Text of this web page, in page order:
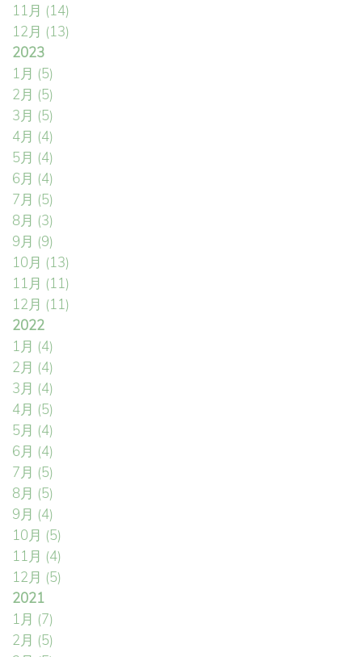
11月 (14)
12月 (13)
2023
1月 (5)
2月 (5)
3月 (5)
4月 (4)
5月 (4)
6月 (4)
7月 (5)
8月 (3)
9月 (9)
10月 (13)
11月 (11)
12月 (11)
2022
1月 (4)
2月 (4)
3月 (4)
4月 (5)
5月 (4)
6月 (4)
7月 (5)
8月 (5)
9月 (4)
10月 (5)
11月 (4)
12月 (5)
2021
1月 (7)
2月 (5)